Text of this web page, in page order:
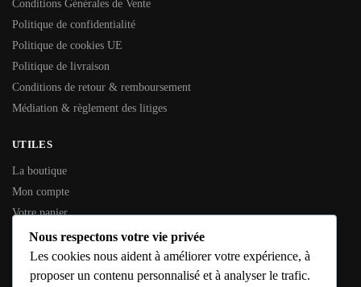
Conditions Générales de Vente
Politique de confidentialité
Politique de cookies UE
Politique de livraison
Conditions de retour & remboursement
Médiation & règlement des litiges
UTILES
La boutique
Mon compte
Votre panier
Contactez-nous
INFORMATIONS GÉNÉRALES
Nous respectons votre vie privée
Les cookies nous aident à améliorer votre expérience, à
proposer un contenu personnalisé et à analyser le trafic.